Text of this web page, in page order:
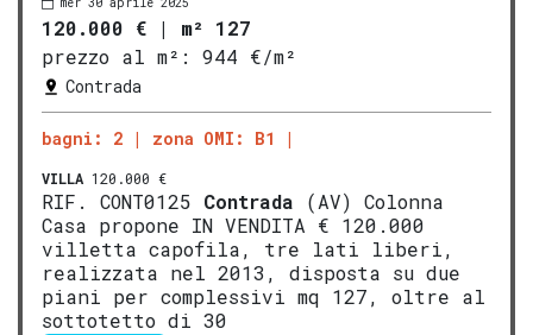
120.000 € | m² 127
prezzo al m²:
944 €/m²
Contrada
bagni: 2 zona OMI: B1
VILLA 120.000 €
RIF. CONT0125 Contrada (AV) Colonna
Casa propone IN VENDITA € 120.000
villetta capofila, tre lati liberi,
realizzata nel 2013, disposta su due
piani per complessivi mq 127, oltre al
sottotetto di 30